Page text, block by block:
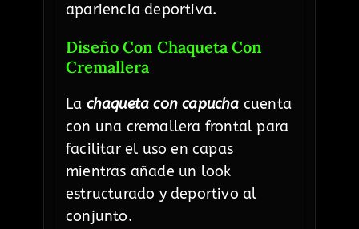
apariencia deportiva.
Diseño Con Chaqueta Con
Cremallera
La chaqueta con capucha cuenta
con una cremallera frontal para
facilitar el uso en capas
mientras añade un look
estructurado y deportivo al
conjunto.